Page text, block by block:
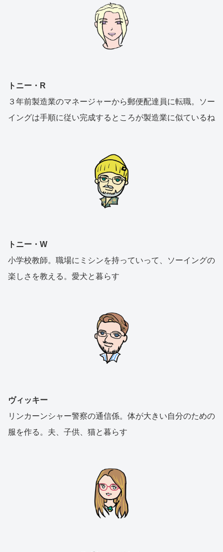
トニー・R
３年前製造業のマネージャーから郵便配達員に転職。ソー
イングは手順に従い完成するところが製造業に似ているね
トニー・W
小学校教師。職場にミシンを持っていって、ソーイングの
楽しさを教える。愛犬と暮らす
ヴィッキー
リンカーンシャー警察の通信係。体が大きい自分のための
服を作る。夫、子供、猫と暮らす